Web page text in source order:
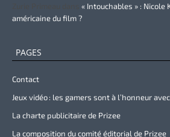
« Intouchables » : Nicole
américaine du film ?
PAGES
Contact
Jeux vidéo : les gamers sont à l’honneur
La charte publicitaire de Prizee
La composition du comité éditorial de Prizee